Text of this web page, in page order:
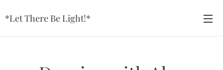
*Let There Be Light!*